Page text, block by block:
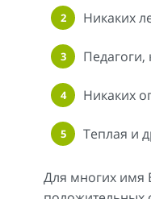
Никаких
Педагоги,
Никаких
Теплая и
Для многих имя